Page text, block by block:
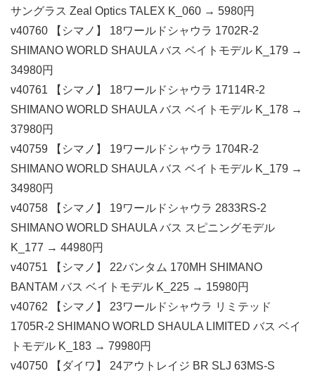
サングラス Zeal Optics TALEX K_060 → 5980円
v40760 【シマノ】 18ワールドシャウラ 1702R-2
SHIMANO WORLD SHAULA バス ベイトモデル K_179 →
34980円
v40761 【シマノ】 18ワールドシャウラ 17114R-2
SHIMANO WORLD SHAULA バス ベイトモデル K_178 →
37980円
v40759 【シマノ】 19ワールドシャウラ 1704R-2
SHIMANO WORLD SHAULA バス ベイトモデル K_179 →
34980円
v40758 【シマノ】 19ワールドシャウラ 2833RS-2
SHIMANO WORLD SHAULA バス スピニングモデル
K_177 → 44980円
v40751 【シマノ】 22バンタム 170MH SHIMANO
BANTAM バス ベイトモデル K_225 → 15980円
v40762 【シマノ】 23ワールドシャウラ リミテッド
1705R-2 SHIMANO WORLD SHAULA LIMITED バス ベイ
トモデル K_183 → 79980円
v40750 【ダイワ】 24アウトレイジ BR SLJ 63MS-S